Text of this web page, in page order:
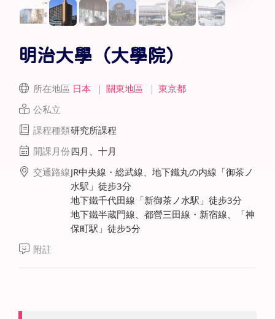
明治大學（大學院）
所在地區 日本 ｜ 關東地區 ｜ 東京都
公私立
課程種類研究所課程
開課月份四月、十月
交通路線JR中央線・総武線、地下鐵丸の内線「御茶ノ
水駅」徒步3分
地下鐵千代田線「新御茶ノ水駅」徒步3分
地下鐵半蔵門線、都營三田線・新宿線、「神
保町駅」徒步5分
附註